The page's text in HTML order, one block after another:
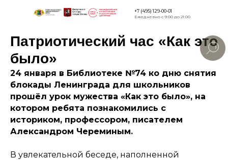
Версия для
+7 (495) 129-00-01
Ежедневно с 9:00 до 21:00
Патриотический час «Как это
было»
24 января в Библиотеке №74 ко дню снятия
блокады Ленинграда для школьников
прошёл урок мужества «Как это было», на
котором ребята познакомились с
историком, профессором, писателем
Александром Череминым.
В увлекательной беседе, наполненной